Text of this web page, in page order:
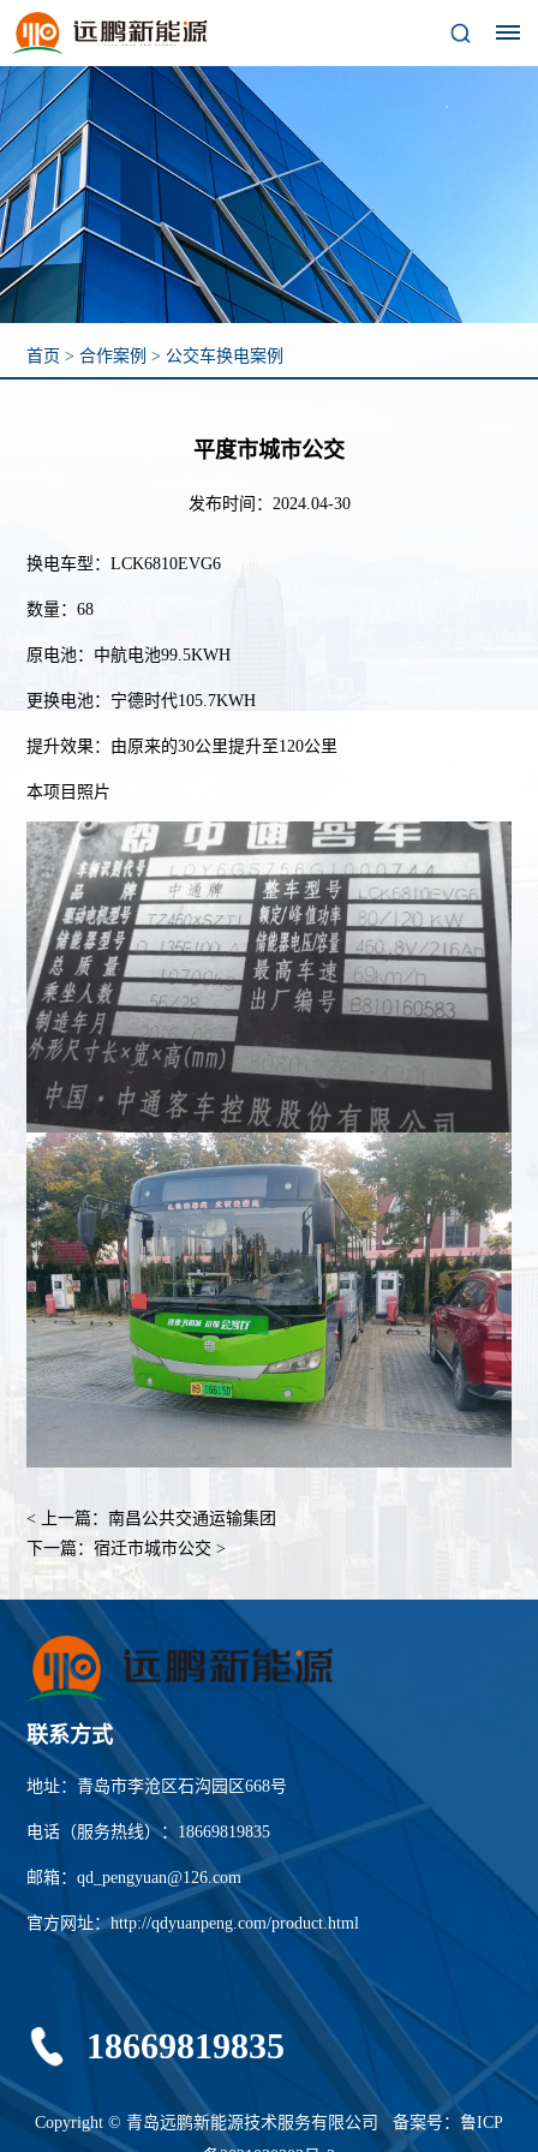
关
于
我
们
公
司
简
发
展
历
企
业
文
企
业
企
业
专
业
例
交
换
电
案
例
交
三
电
维
修
及
售
后
例
业
介
绍
动
池
更
换
及
回
收
业
务
新
车
辆
三
电
维
修
业
务
公
技
术
及
售
后
服
务
业
务
联
系
我
们
联
系
我
们
首页 >合作案例 > 公交车换电案例
平度市城市公交
发布时间：2024.04-30
换电车型：LCK6810EVG6
数量：68
原电池：中航电池99.5KWH
更换电池：宁德时代105.7KWH
提升效果：由原来的30公里提升至120公里
本项目照片
< 上一篇：南昌公共交通运输集团
下一篇：宿迁市城市公交 >
联系方式
地址：青岛市李沧区石沟园区668号
电话（服务热线）：18669819835
邮箱：qd_pengyuan@126.com
官方网址：http://qdyuanpeng.com/product.html
18669819835
Copyright © 青岛远鹏新能源技术服务有限公司 备案号： 鲁ICP